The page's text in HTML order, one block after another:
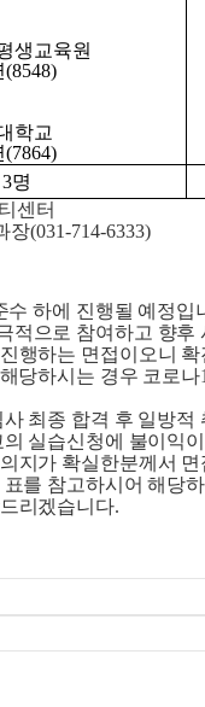
생교육원
(8548)
학교
(7864)
3명
센터
장(031-714-6333)
수 하에 진행될 예정입
적으로 참여하고 향
행하는 면접이오니
당하시는 경우 코로나
사 최종 합격 후 일방적
실습신청에 불이익
지가 확실한분께서
를 참고하시어 해당
리겠습니다.